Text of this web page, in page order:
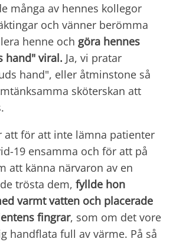
många av hennes kollegor
och vänner berömma
henne och göra hennes
hand" viral. Ja, vi pratar
hand", eller åtminstone så
sköterskan att
att för att inte lämna patienter
19 ensamma och för att på
att känna närvaron av en
trösta dem, fyllde hon
varmt vatten och placerade
fingrar, som om det vore
handflata full av värme. På så